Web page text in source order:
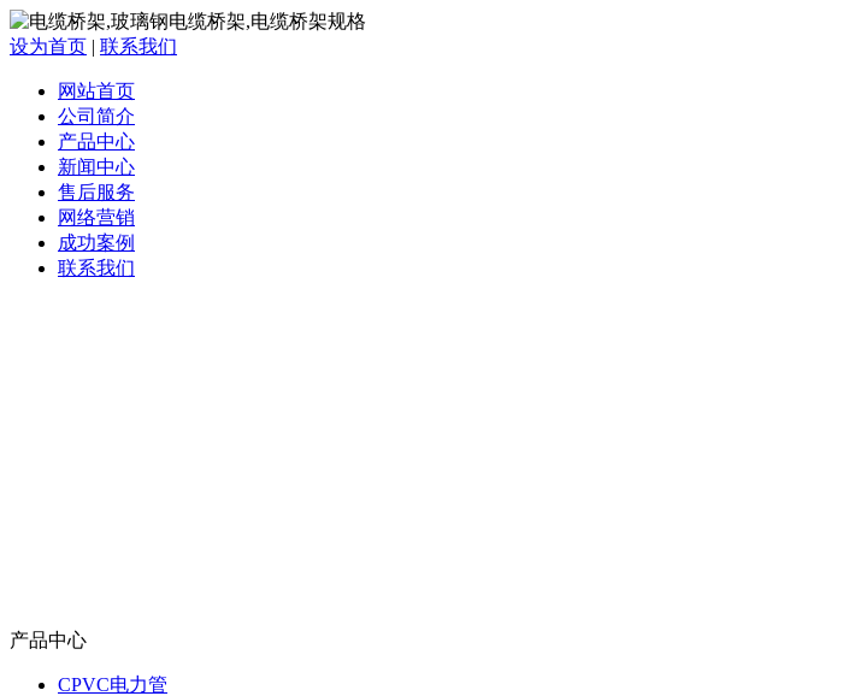
设为首页 | 联系我们
网站首页
公司简介
产品中心
新闻中心
售后服务
网络营销
成功案例
联系我们
产品中心
CPVC电力管